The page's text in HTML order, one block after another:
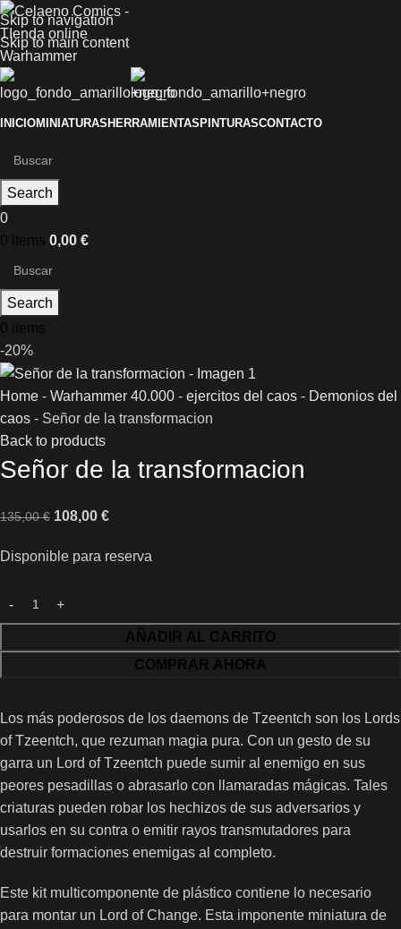
Skip to navigation
Skip to main content
INICIOMINIATURASHERRAMIENTASPINTURASCONTACTO
Search
0
0 items 0,00 €
Search
0 items
-20%
Home - Warhammer 40.000 - ejercitos del caos - Demonios del
caos - Señor de la transformacion
Back to products
Señor de la transformacion
135,00€ 108,00 €
Disponible para reserva
AÑADIR AL CARRITO
COMPRAR AHORA
Los más poderosos de los daemons de Tzeentch son los Lords
of Tzeentch, que rezuman magia pura. Con un gesto de su
garra un Lord of Tzeentch puede sumir al enemigo en sus
peores pesadillas o abrasarlo con llamaradas mágicas. Tales
criaturas pueden robar los hechizos de sus adversarios y
usarlos en su contra o emitir rayos transmutadores para
destruir formaciones enemigas al completo.
Este kit multicomponente de plástico contiene lo necesario
para montar un Lord of Change. Esta imponente miniatura de